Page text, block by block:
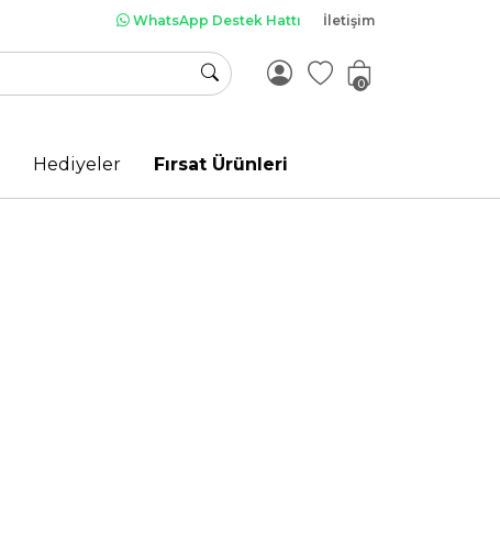
WhatsApp Destek Hattı İletişim
0
Hediyeler Fırsat Ürünleri